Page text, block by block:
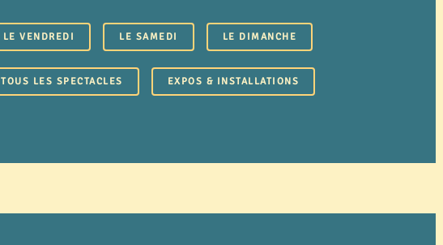
LE VENDREDI LE SAMEDI LE DIMANCHE
TOUS LES SPECTACLES EXPOS & INSTALLATIONS